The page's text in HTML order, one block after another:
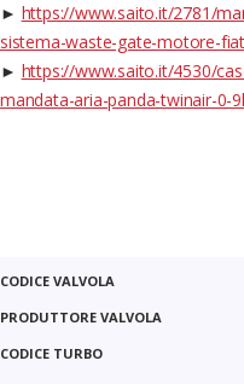
► https://www.saito.it/2781/
sistema-waste-gate-motore-
► https://www.saito.it/4530/
mandata-aria-panda-twinair-0-9l